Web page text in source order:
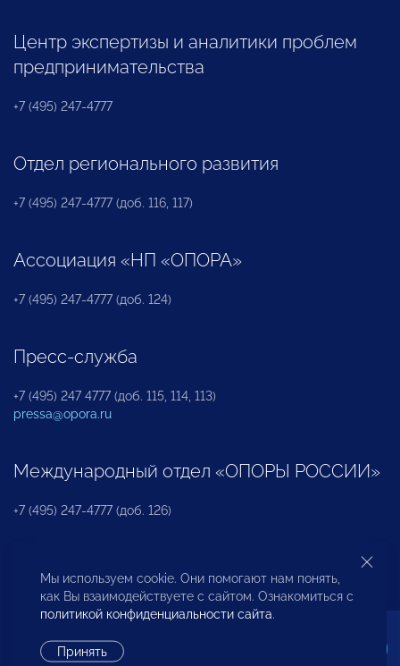
Центр экспертизы и аналитики проблем
предпринимательства
+7 (495) 247-4777
Отдел регионального развития
+7 (495) 247-4777 (доб. 116, 117)
Ассоциация «НП «ОПОРА»
+7 (495) 247-4777 (доб. 124)
Пресс-служба
+7 (495) 247 4777 (доб. 115, 114, 113)
pressa@opora.ru
Международный отдел «ОПОРЫ РОССИИ»
+7 (495) 247-4777 (доб. 126)
Бюро по защите прав предпринимателей и
инвесторов
Мы используем cookie. Они помогают нам понять,
как Вы взаимодействуете с сайтом. Ознакомиться с
политикой конфиденциальности сайта.
Принять